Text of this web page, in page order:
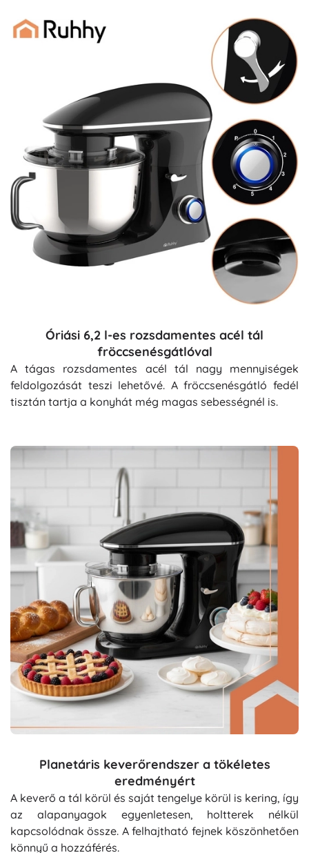
Óriási 6,2 l-es rozsdamentes acél tál
fröccsenésgátlóval
A tágas rozsdamentes acél tál nagy mennyiségek
feldolgozását teszi lehetővé. A fröccsenésgátló fedél
tisztán tartja a konyhát még magas sebességnél is.
Planetáris keverőrendszer a tökéletes
eredményért
A keverő a tál körül és saját tengelye körül is kering, így
az alapanyagok egyenletesen, holtterek nélkül
kapcsolódnak össze. A felhajtható fejnek köszönhetően
könnyű a hozzáférés.